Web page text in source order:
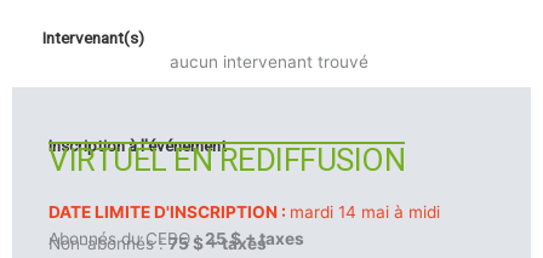
Intervenant(s)
aucun intervenant trouvé
Inscription à l'événement
VIRTUEL EN REDIFFUSION
DATE LIMITE D'INSCRIPTION : mardi 14 mai à midi
Abonnés du CEBQ :25 $ + taxes
Non-abonnés :75 $ + taxes